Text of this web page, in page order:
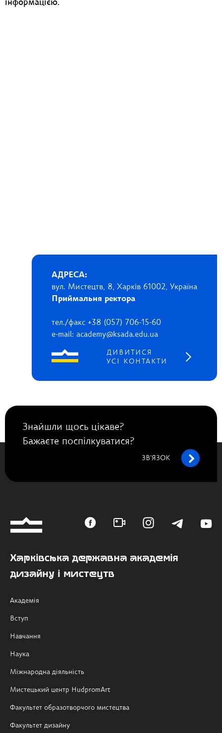
інформацією.
АДРЕСА:
вул. Мистецтв, 8, Харків 61002, Україна
Приймальня ректора
тел./факс +38 (057) 706-15-60
e-mail: academy@ksada.edu.ua
ДИВИТИСЯ
УСІ КОНТАКТИ
Знайшли щось цікаве?
Бажаєте поспілкуватися?
ЗВ’ЯЗОК
Харківська державна академія
дизайну і мистецтв
Академія
Вступ
Навчання
Наука
Міжнародна діяльність
Мистецький центр HudpromArt
Факультет образотворчого мистецтва
Факультет дизайну